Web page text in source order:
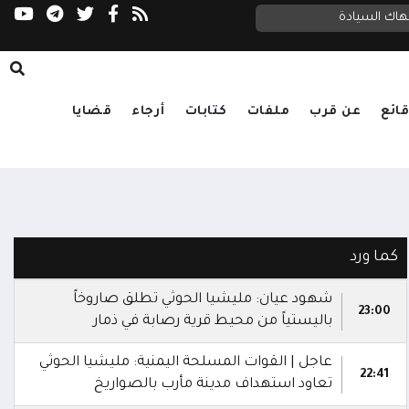
السيادة
اليونسكو بتحرك عاجل
عن قرب ملفات كتابات أرجاء قضايا
كما ورد
23:00
شهود عيان: مليشيا الحوثي تطلق صاروخاً
باليستياً من محيط قرية رصابة في ذمار
22:41
عاجل | القوات المسلحة اليمنية: مليشيا الحوثي
تعاود استهداف مدينة مأرب بالصواريخ